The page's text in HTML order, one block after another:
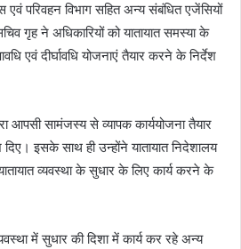
एवं परिवहन विभाग सहित अन्य संबंधित एजेंसियों
गृह ने अधिकारियों को यातायात समस्या के
एवं दीर्घावधि योजनाएं तैयार करने के निर्देश
आपसी सामंजस्य से व्यापक कार्ययोजना तैयार
इसके साथ ही उन्होंने यातायात निदेशालय
व्यवस्था के सुधार के लिए कार्य करने के
में सुधार की दिशा में कार्य कर रहे अन्य